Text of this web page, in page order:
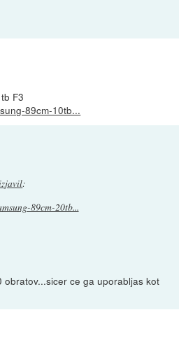
F3
89cm-10tb...
:
89cm-20tb...
obratov...sicer ce ga uporabljas kot